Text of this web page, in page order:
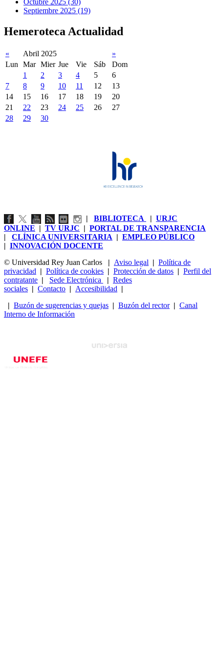
Octubre 2025 (30)
Septiembre 2025 (19)
Hemeroteca Actualidad
« Abril 2025
»
Lun
Mar Mier Jue Vie Sáb
Dom
1
2 3 4 5
6
7
8 9 10 11 12
13
14
15 16 17 18 19
20
21
22 23 24 25 26
27
28
29 30
| BIBLIOTECA | URJC
ONLINE | TV URJC | PORTAL DE TRANSPARENCIA
| CLÍNICA UNIVERSITARIA | EMPLEO PÚBLICO
| INNOVACIÓN DOCENTE
© Universidad Rey Juan Carlos
| Aviso legal | Política de
privacidad | Política de cookies | Protección de datos | Perfil del
contratante | Sede Electrónica | Redes
sociales | Contacto | Accesibilidad |
| Buzón de sugerencias y quejas | Buzón del rector| Canal
Interno de Información